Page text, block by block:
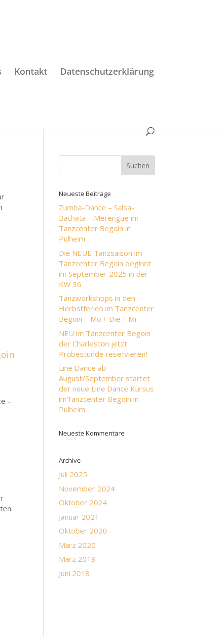
Kontakt Datenschutzerklärung
–
Neueste Beiträge
Zumba-Dance – Salsa-
Bachata – Merengue im
Tanzcenter Begoin in
Pulheim
Die NEUE Tanzsaison im
Tanzcenter Begoin beginnt
im September 2025 in der
KW 36
Tanzworkshops in den
Herbstferien im Tanzcenter
Begoin – Mo.+ Die.+ Mi.
NEU im Tanzcenter Begoin
der Charleston jetzt
Probestunde reservieren!
Line Dance ab
August/September startet
der neue Line Dance Kursus
imTanzcenter Begoin in
Pulheim
Neueste Kommentare
Archive
Juli 2025
November 2024
Oktober 2024
Januar 2021
Oktober 2020
März 2020
März 2019
Juni 2018